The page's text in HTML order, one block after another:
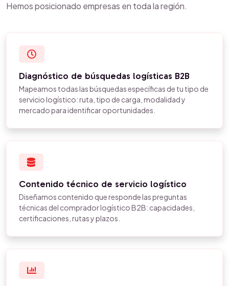
Hemos posicionado empresas en toda la región.
Diagnóstico de búsquedas logísticas B2B
Mapeamos todas las búsquedas específicas de tu tipo de
servicio logístico: ruta, tipo de carga, modalidad y
mercado para identificar oportunidades.
Contenido técnico de servicio logístico
Diseñamos contenido que responde las preguntas
técnicas del comprador logístico B2B: capacidades,
certificaciones, rutas y plazos.